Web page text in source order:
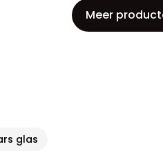
Meer
glas